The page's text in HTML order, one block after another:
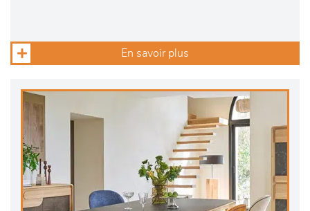
En savoir plus